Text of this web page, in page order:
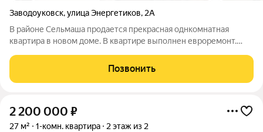
Заводоуковск,улица Энергетиков, 2А
В районе Сельмаша продается прекрасная однкомнатная
квартира в новом доме. В квартире выполнен евроремонт.
Парящий потолок со встроенной гардиной добавляет уюта в
квартиру. В санузеле на
Позвонить
2 200 000 ₽
27 м² 1-комн. квартира 2 этаж из 2